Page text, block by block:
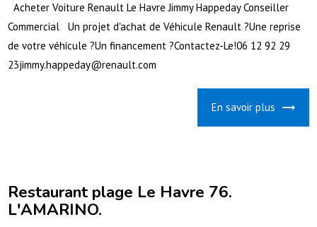
Acheter Voiture Renault Le Havre Jimmy Happeday Conseiller
Commercial Un projet d'achat de Véhicule Renault ?Une reprise
de votre véhicule ?Un financement ?Contactez-Le!06 12 92 29
23jimmy.happeday@renault.com
En savoir plus
Restaurant plage Le Havre 76.
L'AMARINO.